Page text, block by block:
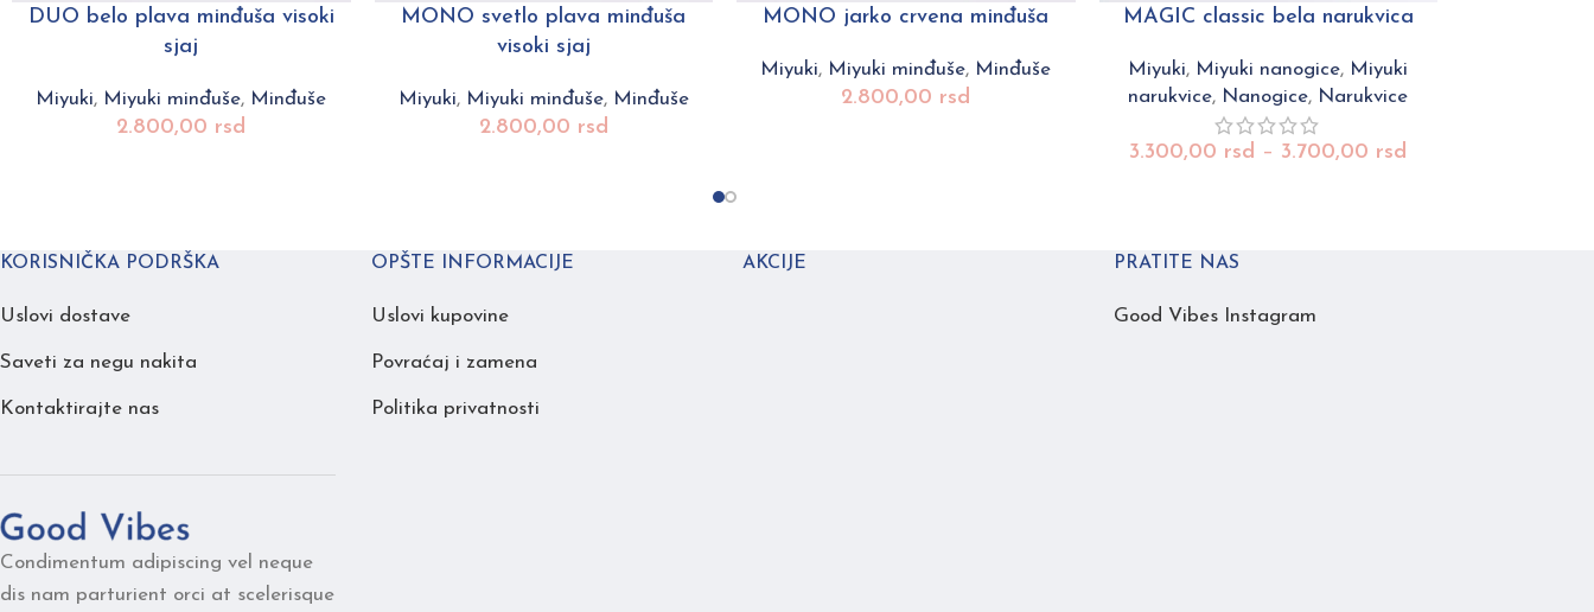
DUO belo plava minđuša visoki
sjaj
Miyuki, Miyuki minđuše, Minđuše
2.800,00 rsd
MONO svetlo plava minđuša
visoki sjaj
Miyuki, Miyuki minđuše, Minđuše
2.800,00 rsd
MONO jarko crvena minđuša
Miyuki, Miyuki minđuše, Minđuše
2.800,00 rsd
MAGIC classic bela narukvica
Miyuki, Miyuki nanogice, Miyuki
narukvice, Nanogice, Narukvice
3.300,00 rsd – 3.700,00 rsd
KORISNIČKA PODRŠKA
Uslovi dostave
Saveti za negu nakita
Kontaktirajte nas
Condimentum adipiscing vel neque
dis nam parturient orci at scelerisque
OPŠTE INFORMACIJE
Uslovi kupovine
Povraćaj i zamena
Politika privatnosti
AKCIJE PRATITE NAS
Good Vibes Instagram